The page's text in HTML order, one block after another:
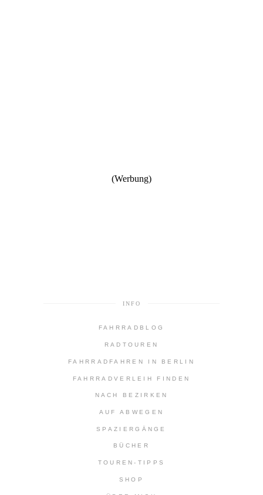
INFO
FAHRRADBLOG
RADTOUREN
FAHRRADFAHREN IN BERLIN
FAHRRADVERLEIH FINDEN
NACH BEZIRKEN
AUF ABWEGEN
SPAZIERGÄNGE
BÜCHER
TOUREN-TIPPS
SHOP